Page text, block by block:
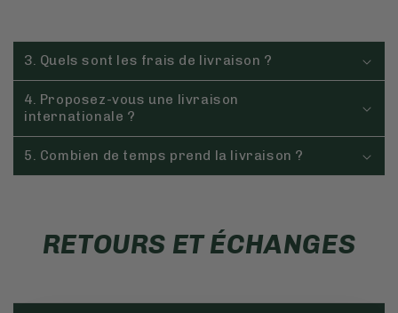
3. Quels sont les frais de livraison ?
4. Proposez-vous une livraison
internationale ?
5. Combien de temps prend la livraison ?
RETOURS ET ÉCHANGES